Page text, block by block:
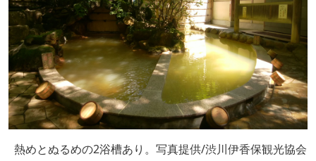
熱めとぬるめの2浴槽あり。写真提供/渋川伊香保観光協会